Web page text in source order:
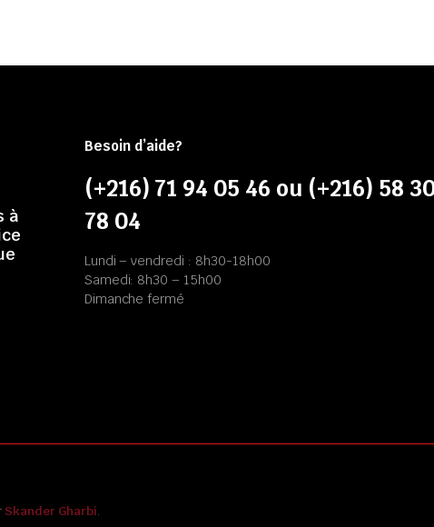
à
Besoin d’aide?
(+216) 71 94 05 46 ou (+216) 58
78 04
Lundi – vendredi : 8h30-18h00
Samedi: 8h30 – 15h00
Dimanche fermé
Skander Gharbi.